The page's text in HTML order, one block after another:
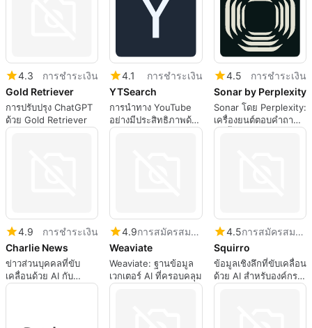
4.3
การชำระเงิน
Gold Retriever
การปรับปรุง ChatGPT
ด้วย Gold Retriever
4.1
การชำระเงิน
YTSearch
การนำทาง YouTube
อย่างมีประสิทธิภาพด้วย
YTSearch
4.5
การชำระเงิน
Sonar by Perplexity
Sonar โดย Perplexity:
เครื่องยนต์ตอบคำถาม
AI ขั้นสูง
4.9
การชำระเงิน
Charlie News
ข่าวส่วนบุคคลที่ขับ
เคลื่อนด้วย AI กับ
Charlie
4.9
การสมัครสมาชิก
Weaviate
Weaviate: ฐานข้อมูล
เวกเตอร์ AI ที่ครอบคลุม
4.5
การสมัครสมาชิก
Squirro
ข้อมูลเชิงลึกที่ขับเคลื่อน
ด้วย AI สำหรับองค์กร
ด้วย Squirro